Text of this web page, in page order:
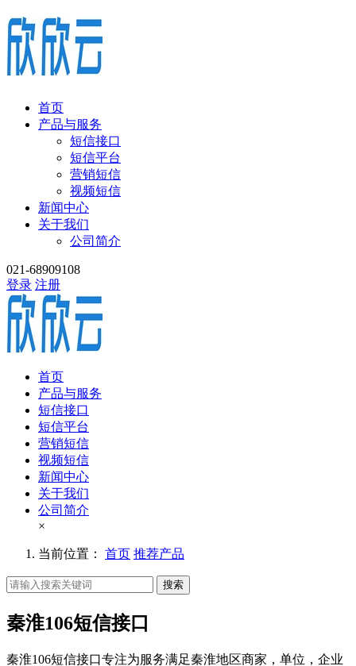
首页
产品与服务
短信接口
短信平台
营销短信
视频短信
新闻中心
关于我们
公司简介
021-68909108
登录 注册
首页
产品与服务
短信接口
短信平台
营销短信
视频短信
新闻中心
关于我们
公司简介
×
当前位置： 首页 推荐产品
搜索
秦淮106短信接口
秦淮106短信接口专注为服务满足秦淮地区商家，单位，企业